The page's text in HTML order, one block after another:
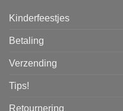
Kinderfeestjes
Betaling
Verzending
Tips!
Retournering